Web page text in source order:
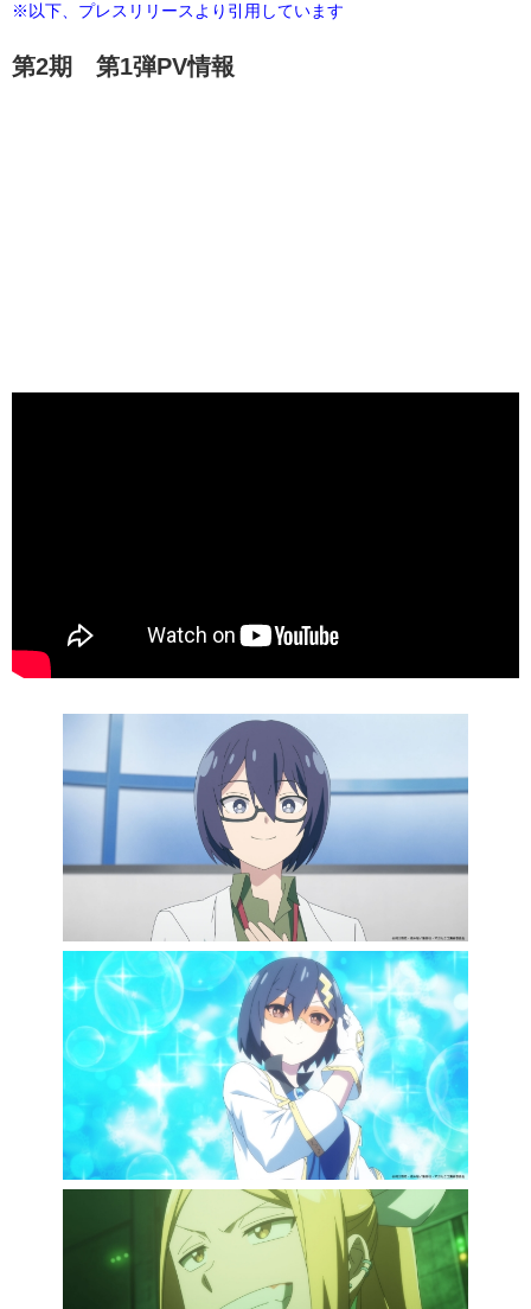
※以下、プレスリリースより引用しています
第2期 第1弾PV情報